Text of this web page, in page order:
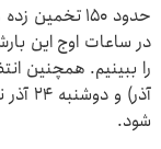
حدود ۱۵۰
در ساعات اوج این
آذر)
شود.